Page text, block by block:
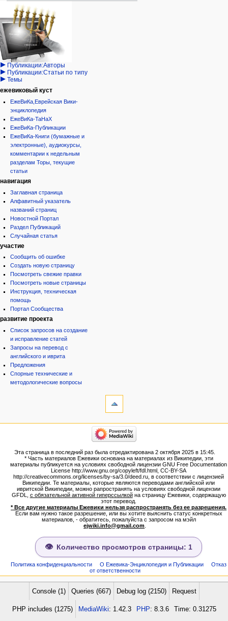
Навигация
персональные инструменты
войти
запрос
учётной
записи
категории
Израиль:Страна и
государство
Иудаизм
Народ
Проекты
Проекты/Участники/
дополнения
Публикации:Авторы
Публикации:Статьи по типу
Темы
ежевиковый куст
ЕжеВиКа,Еврейская Вики-
энциклопедия
ЕжеВиКа-ТаНаХ
ЕжеВиКа-Публикации
ЕжеВиКа-Книги (бумажные и
электронные), аудиокурсы,
комментарии к недельным
разделам Торы, текущие
статьи
навигация
Заглавная страница
Алфавитный указатель
названий страниц
Новостной Портал
Раздел Публикаций
Случайная статья
участие
Сообщить об ошибке
Создать новую страницу
Посмотреть свежие правки
Посмотреть новые страницы
Инструкция, техническая
помощь
Портал Сообщества
развитие проекта
Список запросов на создание
и исправление статей
Запросы на перевод с
английского и иврита
Предложения
Спорные технические и
методологические вопросы
Версия
для
Постоянная
ссылка
Сведения
о странице
категории
Народ
Проекты
Проекты/Участники/
дополнения
Публикации:Авторы
Публикации:Статьи по типу
Темы
ежевиковый куст
ЕжеВиКа,Еврейская Вики-
ЕжеВиКа-ТаНаХ
ЕжеВиКа-Публикации
ЕжеВиКа-Книги (бумажные и
электронные), аудиокурсы,
навигация
Заглавная страница
Эта страница в последний раз была отредактирована 2 октября 2025 в 15:45.
* Часть материалов Ежевики основана на материалах из Википедии, эти
материалы публикуется на условиях свободной лицензии GNU Free Documentation
License http://www.gnu.org/copyleft/fdl.html, CC-BY-SA
http://creativecommons.org/licenses/by-sa/3.0/deed.ru, в соответствии с лицензией
Википедии. Те материалы, которые являются переводами английской или
ивритской Википедии, можно рапространять на условиях свободной лицензии
GFDL, с обязательной активной гиперссылкойна страницу Ежевики, содержащую
этот перевод.
* Все другие материалы Ежевики нельзя распространять без ее разрешения.
Если вам нужно такое разрешение, или вы хотите выяснить статус конкретных
материалов, - обратитесь, пожалуйста с запросом на мэйл
ejwiki.info@gmail.com
Количество просмотров страницы: 1
Политика конфиденциальности О Ежевика-Энциклопедия и Публикации
Отказ
от ответственности
Console (1) Queries (667) Debug log (2150) Request
PHP includes (1275) MediaWiki: 1.42.3 PHP: 8.3.6 Time: 0.31275